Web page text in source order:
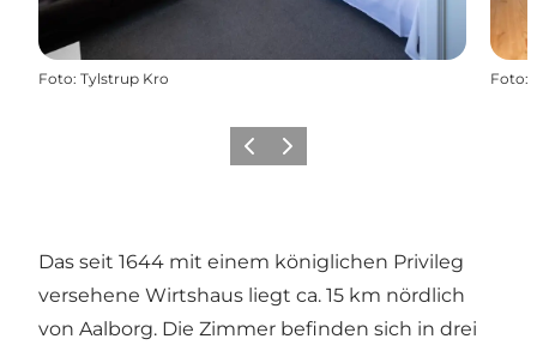
Foto: Tylstrup Kro Foto:
ZurückWeiter
Das seit 1644 mit einem königlichen Privileg
versehene Wirtshaus liegt ca. 15 km nördlich
von Aalborg. Die Zimmer befinden sich in drei